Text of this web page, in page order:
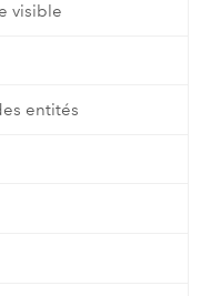
visible
entités